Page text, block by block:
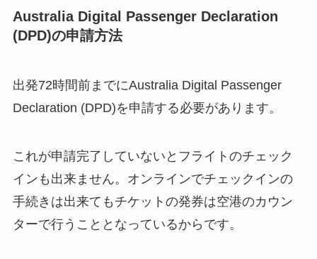
Australia Digital Passenger Declaration
(DPD)の申請方法
出発72時間前までにAustralia Digital Passenger
Declaration (DPD)を申請する必要があります。
これが申請完了していないとフライトのチェック
インも出来ません。オンラインでチェックインの
手続きは出来てもチケットの発券は空港のカウン
ターで行うこととなっているからです。